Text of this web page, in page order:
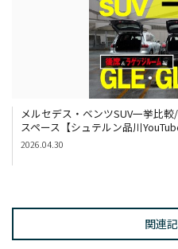
メルセデス・ベンツSUV一挙比
スペース【シュテルン品川
2026.04.30
関連